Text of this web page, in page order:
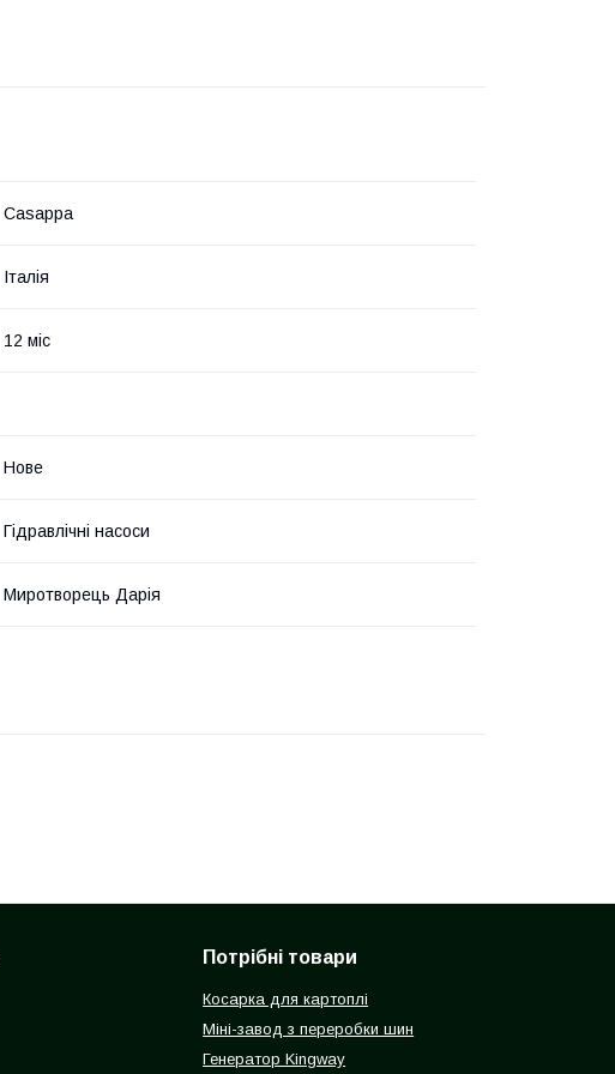
Casappa
Італія
12 міс
Нове
Гідравлічні насоси
Миротворець Дарія
Потрібні товари
Косарка для картоплі
Міні-завод з переробки шин
Генератор Kingway